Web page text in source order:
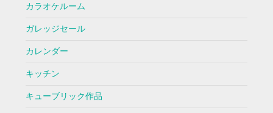
カラオケルーム
ガレッジセール
カレンダー
キッチン
キューブリック作品